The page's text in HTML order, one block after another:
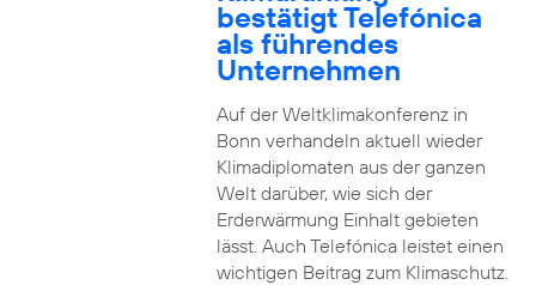
bestätigt Telefónica
als führendes
Unternehmen
Auf der Weltklimakonferenz in
Bonn verhandeln aktuell wieder
Klimadiplomaten aus der ganzen
Welt darüber, wie sich der
Erderwärmung Einhalt gebieten
lässt. Auch Telefónica leistet einen
wichtigen Beitrag zum Klimaschutz.